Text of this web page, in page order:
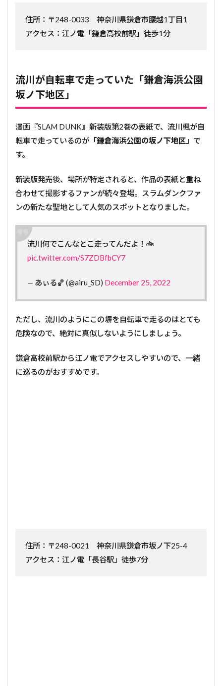
住所：〒248-0033 神奈川県鎌倉市腰越1丁目1
アクセス：江ノ電「鎌倉高校前駅」徒歩1分
流川が自転車で走っていた「鎌倉海浜公園
坂ノ下地区」
漫画『SLAM DUNK』新装版第2巻の表紙で、流川楓が自
転車で走っているのが 「鎌倉海浜公園の坂ノ下地区」 で
す。
新装版発売後、場所が特定されると、作品の表紙と重ね
合わせて撮影するファンが続々登場。スラムダンクファ
ンの新たな聖地として人気のスポットとなりました。
流川何でこんなとこ走ってんだよ！🚲
pic.twitter.com/S7ZDBfbCY7
— あぃる🏀 (@airu_SD) December 25, 2022
ただし、流川のようにこの塀を自転車で走るのはとても
危険なので、絶対に真似しないようにしましょう。
鎌倉高校前駅から江ノ電でアクセスしやすいので、一緒
に巡るのがおすすめです。
住所：〒248-0021 神奈川県鎌倉市坂ノ下25-4
アクセス：江ノ電「長谷駅」徒歩7分